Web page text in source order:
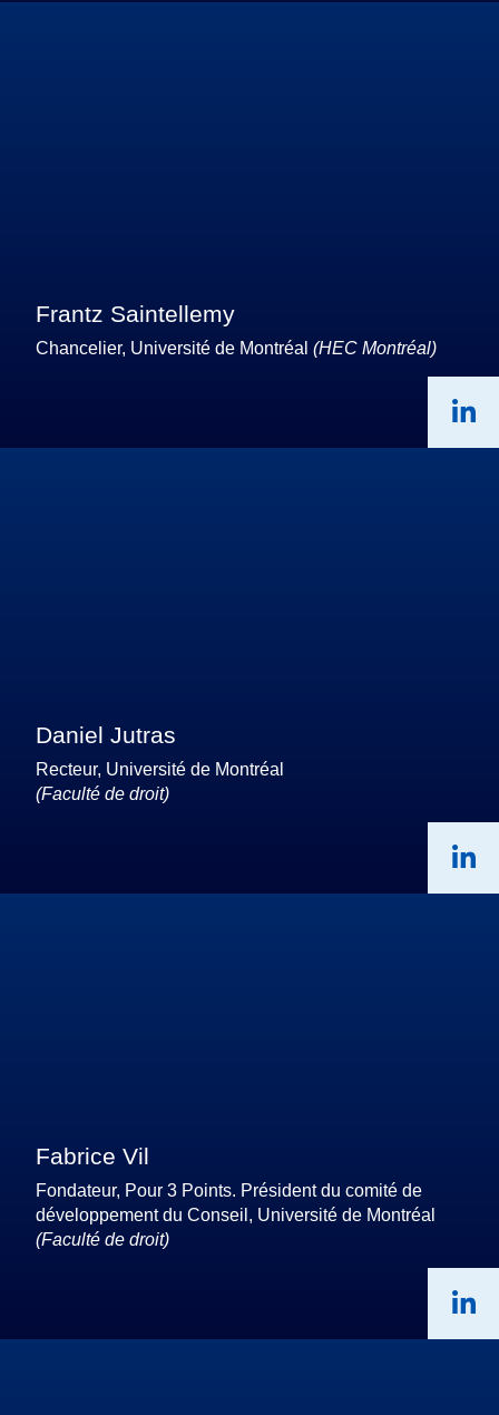
Frantz Saintellemy
Chancelier, Université de Montréal (HEC Montréal)
Daniel Jutras
Recteur, Université de Montréal
(Faculté de droit)
Fabrice Vil
Fondateur, Pour 3 Points. Président du comité de
développement du Conseil, Université de Montréal
(Faculté de droit)